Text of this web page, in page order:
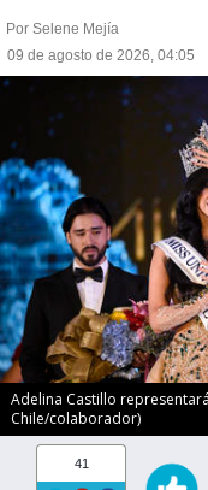
Por Selene Mejía
09 de agosto de 2026, 04:05
Adelina Castillo
Chile/colaborador)
41